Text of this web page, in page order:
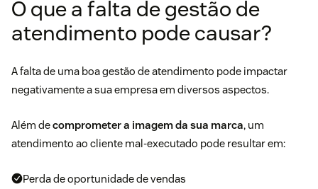
O que a falta de gestão de
atendimento pode causar?
A falta de uma boa gestão de atendimento pode impactar
negativamente a sua empresa em diversos aspectos.
Além decomprometer a imagem da sua marca, um
atendimento ao cliente mal-executado pode resultar em:
Perda de oportunidade de vendas